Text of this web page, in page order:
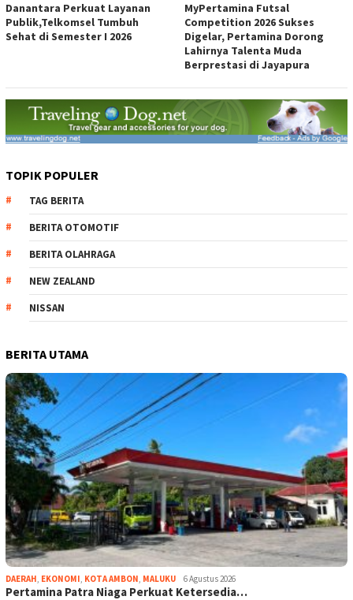
Danantara Perkuat Layanan
Publik,Telkomsel Tumbuh
Sehat di Semester I 2026
MyPertamina Futsal
Competition 2026 Sukses
Digelar, Pertamina Dorong
Lahirnya Talenta Muda
Berprestasi di Jayapura
TOPIK POPULER
TAG BERITA
BERITA OTOMOTIF
BERITA OLAHRAGA
NEW ZEALAND
NISSAN
BERITA UTAMA
DAERAH EKONOMI KOTA AMBON MALUKU 6 Agustus 2026
Pertamina Patra Niaga Perkuat Ketersedia…